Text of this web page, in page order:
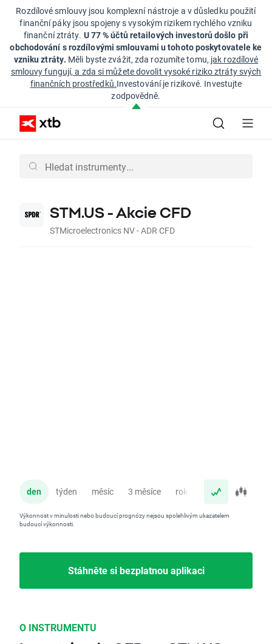
Rozdílové smlouvy jsou komplexní nástroje a v důsledku použití
finanční páky jsou spojeny s vysokým rizikem rychlého vzniku
finanční ztráty. U 77 % účtů retailových investorů došlo při
obchodování s rozdílovými smlouvami u tohoto poskytovatele ke
vzniku ztráty. Měli byste zvážit, zda rozumíte tomu, jak rozdílové
smlouvy fungují, a zda si můžete dovolit vysoké riziko ztráty svých
finančních prostředků.Investování je rizikové. Investujte
zodpovědně.
STM.US - Akcie CFD
STMicroelectronics NV - ADR CFD
den týden měsíc 3 měsíce rok
Výkonnost v minulosti nebo budoucí prognózy nejsou spolehlivým ukazatelem
budoucí výkonnosti.
Stáhněte si bezplatnou aplikaci
O INSTRUMENTU